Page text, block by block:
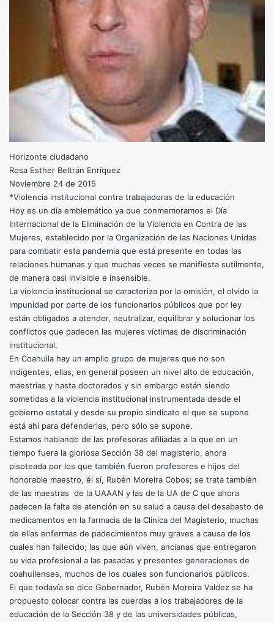
Horizonte ciudadano
Rosa Esther Beltrán Enríquez
Noviembre 24 de 2015
*Violencia institucional contra trabajadoras de la educación
Hoy es un día emblemático ya que conmemoramos el Día
Internacional de la Eliminación de la Violencia en Contra de las
Mujeres, establecido por la Organización de las Naciones Unidas
para combatir esta pandemia que está presente en todas las
relaciones humanas y que muchas veces se manifiesta sutilmente,
de manera casi invisible e insensible.
La violencia institucional se caracteriza por la omisión, el olvido la
impunidad por parte de los funcionarios públicos que por ley
están obligados a atender, neutralizar, equilibrar y solucionar los
conflictos que padecen las mujeres víctimas de discriminación
institucional.
En Coahuila hay un amplio grupo de mujeres que no son
indigentes, ellas, en general poseen un nivel alto de educación,
maestrías y hasta doctorados y sin embargo están siendo
sometidas a la violencia institucional instrumentada desde el
gobierno estatal y desde su propio sindicato el que se supone
está ahí para defenderlas, pero sólo se supone.
Estamos hablando de las profesoras afiliadas a la que en un
tiempo fuera la gloriosa Sección 38 del magisterio, ahora
pisoteada por los que también fueron profesores e hijos del
honorable maestro, él sí, Rubén Moreira Cobos; se trata también
de las maestras de la UAAAN y las de la UA de C que ahora
padecen la falta de atención en su salud a causa del desabasto de
medicamentos en la farmacia de la Clínica del Magisterio, muchas
de ellas enfermas de padecimientos muy graves a causa de los
cuales han fallecido; las que aún viven, ancianas que entregaron
su vida profesional a las pasadas y presentes generaciones de
coahuilenses, muchos de los cuales son funcionarios públicos.
El que todavía se dice Gobernador, Rubén Moreira Valdez se ha
propuesto colocar contra las cuerdas a los trabajadores de la
educación de la Sección 38 y de las universidades públicas,